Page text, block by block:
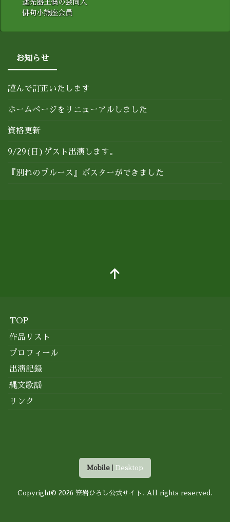
遮光器土偶の会同人
俳句小熊座会員
お知らせ
謹んで訂正いたします
ホームページをリニューアルしました
資格更新
9/29(日)ゲスト出演します。
『別れのブルース』ポスターができました
TOP
作品リスト
プロフィール
出演記録
縄文歌謡
リンク
Mobile Desktop
Copyright© 2026 笠岩ひろし公式サイト . All rights reserved.